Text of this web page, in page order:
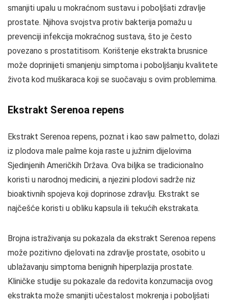
smanjiti upalu u mokraćnom sustavu i poboljšati zdravlje
prostate. Njihova svojstva protiv bakterija pomažu u
prevenciji infekcija mokraćnog sustava, što je često
povezano s prostatitisom. Korištenje ekstrakta brusnice
može doprinijeti smanjenju simptoma i poboljšanju kvalitete
života kod muškaraca koji se suočavaju s ovim problemima.
Ekstrakt Serenoa repens
Ekstrakt Serenoa repens, poznat i kao saw palmetto, dolazi
iz plodova male palme koja raste u južnim dijelovima
Sjedinjenih Američkih Država. Ova biljka se tradicionalno
koristi u narodnoj medicini, a njezini plodovi sadrže niz
bioaktivnih spojeva koji doprinose zdravlju. Ekstrakt se
najčešće koristi u obliku kapsula ili tekućih ekstrakata.
Brojna istraživanja su pokazala da ekstrakt Serenoa repens
može pozitivno djelovati na zdravlje prostate, osobito u
ublažavanju simptoma benignih hiperplazija prostate.
Kliničke studije su pokazale da redovita konzumacija ovog
ekstrakta može smanjiti učestalost mokrenja i poboljšati